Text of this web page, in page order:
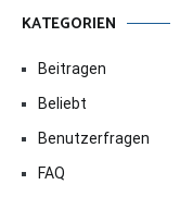
KATEGORIEN
Beitragen
Beliebt
Benutzerfragen
FAQ